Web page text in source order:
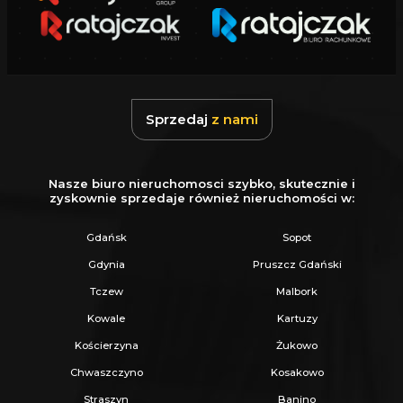
wody i świetnego molo.
Jezioro Borzechowskie Wielkie: Jedno z
Jezioro Szteklin i Ostrowite: Popularne
ciszy.
Lasy i rzeki: Otoczenie Borów Tucholskich
gwarantuje nieograniczone trasy rowerowe i
spacerowe oraz obfitość grzybów. Przez
gminę przepływa też rzeka Wda, kultowy szlak
kajakowy.
Sprzedaj z nami
Nasze biuro nieruchomosci szybko, skutecznie i
zyskownie sprzedaje również nieruchomości w:
Gdańsk Sopot
Gdynia Pruszcz Gdański
Tczew Malbork
Kowale Kartuzy
Kościerzyna Żukowo
Chwaszczyno Kosakowo
Straszyn Banino